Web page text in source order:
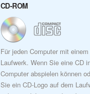
CD-ROM
Für jeden Computer mit
Laufwerk. Wenn Sie eine CD
Computer abspielen können
Sie ein CD-Logo auf dem